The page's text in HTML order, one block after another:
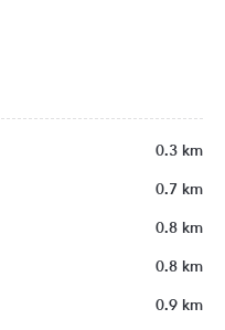
0.3 km
0.7 km
0.8 km
0.8 km
0.9 km